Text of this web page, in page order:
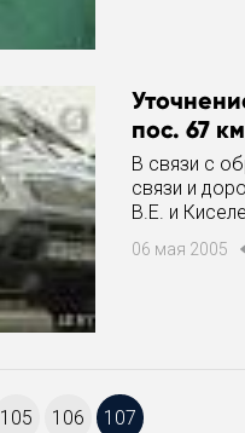
пос. 67
В связи с
связи и
В.Е. и
Лоза - ст.
06 мая 2005
105 106 107